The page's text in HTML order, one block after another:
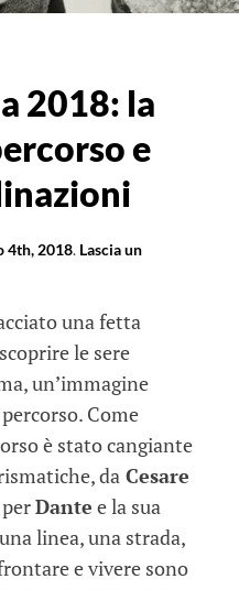
2018: la
e
4th, 2018. Lascia un
una fetta
le sere
un’immagine
Come
è stato cangiante
da Cesare
Dante e la sua
linea, una strada,
e vivere sono